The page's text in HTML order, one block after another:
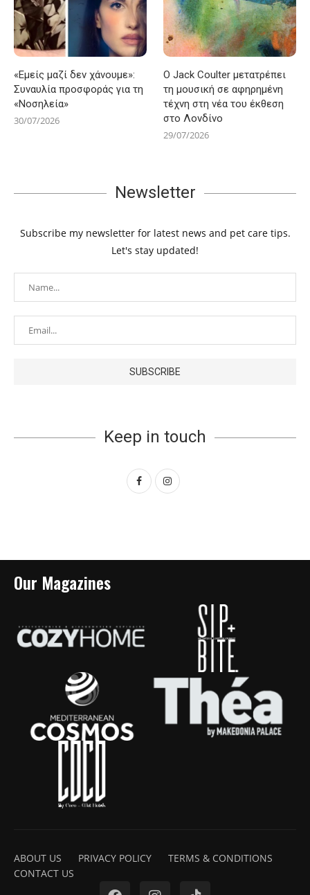
«Εμείς μαζί δεν χάνουμε»:
Συναυλία προσφοράς για τη
«Νοσηλεία»
30/07/2026
Ο Jack Coulter μετατρέπει
τη μουσική σε αφηρημένη
τέχνη στη νέα του έκθεση
στο Λονδίνο
29/07/2026
Newsletter
Subscribe my newsletter for latest news and pet care tips.
Let's stay updated!
Keep in touch
Our Magazines
ABOUT US PRIVACY POLICY
TERMS & CONDITIONS
CONTACT US